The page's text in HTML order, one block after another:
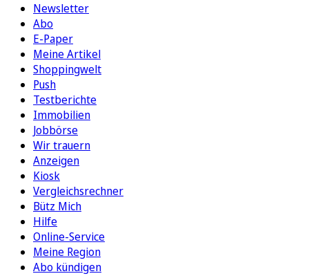
Newsletter
Abo
E-Paper
Meine Artikel
Shoppingwelt
Push
Testberichte
Immobilien
Jobbörse
Wir trauern
Anzeigen
Kiosk
Vergleichsrechner
Bütz Mich
Hilfe
Online-Service
Meine Region
Abo kündigen